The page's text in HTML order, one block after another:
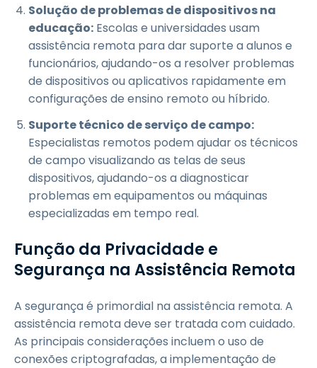
Solução de problemas de dispositivos na
educação: Escolas e universidades usam
assistência remota para dar suporte a alunos e
funcionários, ajudando-os a resolver problemas
de dispositivos ou aplicativos rapidamente em
configurações de ensino remoto ou híbrido.
Suporte técnico de serviço de campo:
Especialistas remotos podem ajudar os técnicos
de campo visualizando as telas de seus
dispositivos, ajudando-os a diagnosticar
problemas em equipamentos ou máquinas
especializadas em tempo real.
Função da Privacidade e
Segurança na Assistência Remota
A segurança é primordial na assistência remota. A
assistência remota deve ser tratada com cuidado.
As principais considerações incluem o uso de
conexões criptografadas, a implementação de